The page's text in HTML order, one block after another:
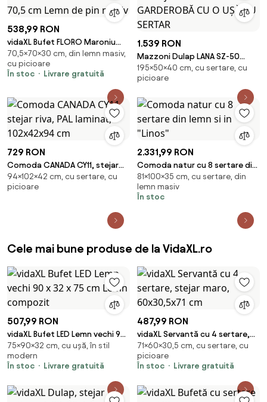
538,99 RON
vidaXL Bufet FLORO Maroniu
cerat 70 x 30 x 70,5 cm Lemn
de pin masiv
70,5×70×30 cm, din lemn masiv,
cu picioare
În stoc
Livrare gratuită
1.539 RON
Mazzoni Dulap LANA SZ-50
Stejar Artisan - GARDEROBĂ CU
O UȘĂ CU SERTAR
195×50×40 cm, cu sertare, cu
picioare
729 RON
Comoda CANADA CY11, stejar
riva, PAL laminat, 102x42x94 cm
94×102×42 cm, cu sertare, cu
picioare
2.331,99 RON
Comoda natur cu 8 sertare din
lemn si in "Linos"
81×100×35 cm, cu sertare, din
lemn masiv
În stoc
Cele mai bune produse de la VidaXL.ro
507,99 RON
vidaXL Bufet LED Lemn vechi 90
x 32 x 75 cm Lemn compozit
75×90×32 cm, cu ușă, în stil
modern
În stoc
Livrare gratuită
487,99 RON
vidaXL Servantă cu 4 sertare,
stejar maro, 60x30,5x71 cm
71×60×30,5 cm, cu sertare, cu
picioare
În stoc
Livrare gratuită